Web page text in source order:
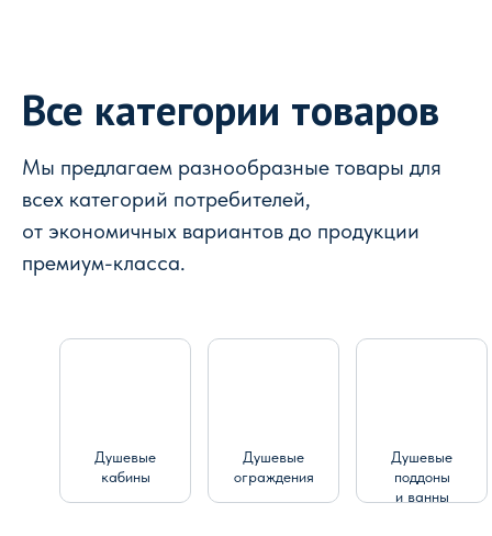
Все категории товаров
Мы предлагаем разнообразные товары для
всех категорий потребителей,
от экономичных вариантов до продукции
премиум-класса.
Душевые
кабины
Душевые
ограждения
Душевые
поддоны
и ванны